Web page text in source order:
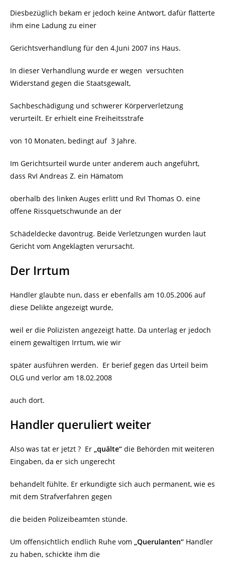
Diesbezüglich bekam er jedoch keine Antwort, dafür flatterte
ihm eine Ladung zu einer
Gerichtsverhandlung für den 4.Juni 2007 ins Haus.
In dieser Verhandlung wurde er wegen versuchten
Widerstand gegen die Staatsgewalt,
Sachbeschädigung und schwerer Körperverletzung
verurteilt. Er erhielt eine Freiheitsstrafe
von 10 Monaten, bedingt auf 3 Jahre.
Im Gerichtsurteil wurde unter anderem auch angeführt,
dass RvI Andreas Z. ein Hämatom
oberhalb des linken Auges erlitt und RvI Thomas O. eine
offene Rissquetschwunde an der
Schädeldecke davontrug. Beide Verletzungen wurden laut
Gericht vom Angeklagten verursacht.
Der Irrtum
Handler glaubte nun, dass er ebenfalls am 10.05.2006 auf
diese Delikte angezeigt wurde,
weil er die Polizisten angezeigt hatte. Da unterlag er jedoch
einem gewaltigen Irrtum, wie wir
später ausführen werden. Er berief gegen das Urteil beim
OLG und verlor am 18.02.2008
auch dort.
Handler queruliert weiter
Also was tat er jetzt ? Er „quälte“ die Behörden mit weiteren
Eingaben, da er sich ungerecht
behandelt fühlte. Er erkundigte sich auch permanent, wie es
mit dem Strafverfahren gegen
die beiden Polizeibeamten stünde.
Um offensichtlich endlich Ruhe vom „Querulanten“ Handler
zu haben, schickte ihm die